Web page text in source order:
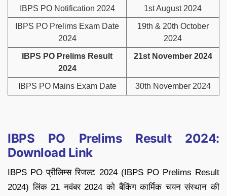
IBPS PO Notification 2024 1st August 2024
IBPS PO Prelims Exam Date
2024
19th & 20th October
2024
IBPS PO Prelims Result
2024
21st November 2024
IBPS PO Mains Exam Date 30th November 2024
IBPS PO Prelims Result 2024:
Download Link
IBPS PO प्रीलिम्स रिजल्ट 2024 (IBPS PO Prelims Result
2024) लिंक 21 नवंबर 2024 को बैंकिंग कार्मिक चयन संस्थान की